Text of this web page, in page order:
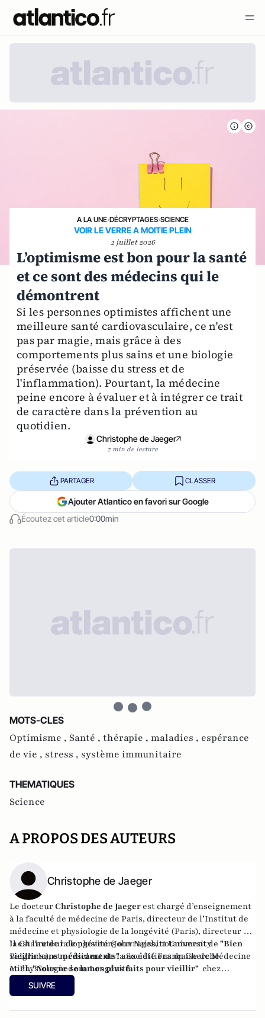
A LA UNE›DÉCRYPTAGES›SCIENCE
VOIR LE VERRE A MOITIE PLEIN
2 juillet 2026
L’optimisme est bon pour la santé
et ce sont des médecins qui le
démontrent
Si les personnes optimistes affichent une
meilleure santé cardiovasculaire, ce n'est
pas par magie, mais grâce à des
comportements plus sains et une biologie
préservée (baisse du stress et de
l'inflammation). Pourtant, la médecine
peine encore à évaluer et à intégrer ce trait
de caractère dans la prévention au
quotidien.
Christophe de Jaeger
7 min de lecture
Écoutez cet article0:00min
PARTAGER CLASSER
Ajouter Atlantico en favori sur Google
MOTS-CLES
Optimisme , Santé , thérapie , maladies , espérance
de vie , stress , système immunitaire
THEMATIQUES
Science
A PROPOS DES AUTEURS
Christophe de Jaeger
Le docteurChristophe de Jaeger est chargé d’enseignement
à la faculté de médecine de Paris, directeur de l’Institut de
médecine et physiologie de la longévité (Paris), directeur de
la Chaire de la longévité (John Naisbitt University –
Belgrade), et président de la Société Française de Médecine
et Physiologie de la Longévité.
Il est l'auteur de plusieurs ouvrages, notamment de"Bien
vieillir sans médicaments"aux éditions du Cherche
Midi,"Nous ne sommes plus faits pour vieillir" chez
Grasset, et "Longue vie"
SUIVRE